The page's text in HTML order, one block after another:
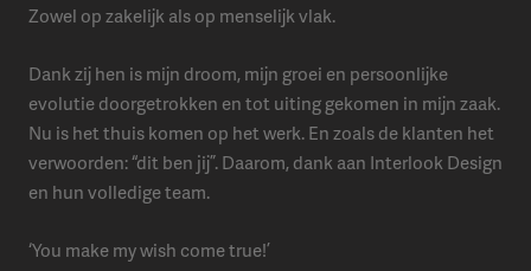
Zowel op zakelijk als op menselijk vlak.
Dank zij hen is mijn droom, mijn groei en persoonlijke
evolutie doorgetrokken en tot uiting gekomen in mijn zaak.
Nu is het thuis komen op het werk. En zoals de klanten het
verwoorden: “dit ben jij”. Daarom, dank aan Interlook Design
en hun volledige team.
‘You make my wish come true!’